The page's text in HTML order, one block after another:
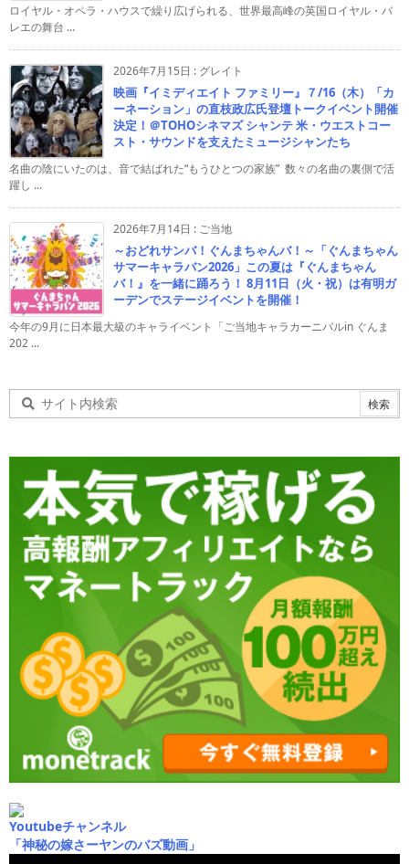
ロイヤル・オペラ・ハウスで繰り広げられる、世界最高峰の英国ロイヤル・バ
レエの舞台 ...
2026年7月15日 : グレイト
映画『イミディエイト ファミリー』７/16（木）「カ
ーネーション」の直枝政広氏登壇トークイベント開催
決定！＠TOHOシネマズ シャンテ 米・ウエストコー
スト・サウンドを支えたミュージシャンたち
名曲の陰にいたのは、音で結ばれた“もうひとつの家族” 数々の名曲の裏側で活
躍し ...
2026年7月14日 : ご当地
～おどれサンバ！ぐんまちゃんバ！～「ぐんまちゃん
サマーキャラバン2026」この夏は『ぐんまちゃん
バ！』を一緒に踊ろう！ 8月11日（火・祝）は有明ガ
ーデンでステージイベントを開催！
今年の9月に日本最大級のキャライベント「ご当地キャラカーニバルin ぐんま
202 ...
Youtubeチャンネル
「神秘の嫁さーヤンのバズ動画」